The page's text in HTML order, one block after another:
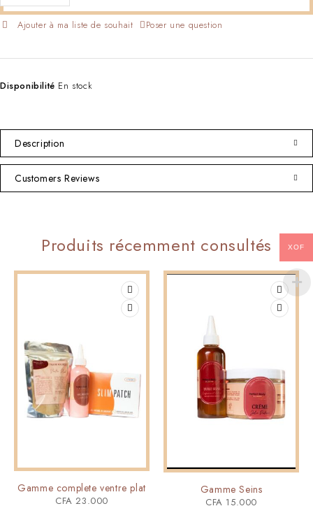
Poser une question
Disponibilité En stock
Description
Customers Reviews
Produits récemment consultés
Gamme complete ventre plat
CFA 23.000
Gamme Seins
CFA 15.000
XOF